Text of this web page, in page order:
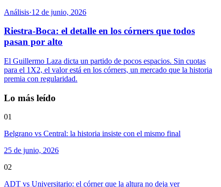
Análisis·12 de junio, 2026
Riestra-Boca: el detalle en los córners que todos
pasan por alto
El Guillermo Laza dicta un partido de pocos espacios. Sin cuotas
para el 1X2, el valor está en los córners, un mercado que la historia
premia con regularidad.
Lo más leído
01
Belgrano vs Central: la historia insiste con el mismo final
25 de junio, 2026
02
ADT vs Universitario: el córner que la altura no deja ver